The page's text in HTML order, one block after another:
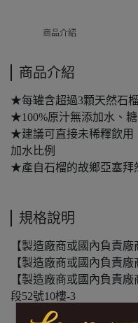
商品介紹
商品介紹
★每罐含超過3顆天然石榴
★100%原汁無添加水、
★建議可直接未稀釋飲用
加水比例
★產自石榴的故鄉亞塞拜
規格說明
【製造廠商或國內負責
【製造廠商或國內負責廠
【製造廠商或國內負責
段52號10樓-3
【食品業者登錄字號】A-